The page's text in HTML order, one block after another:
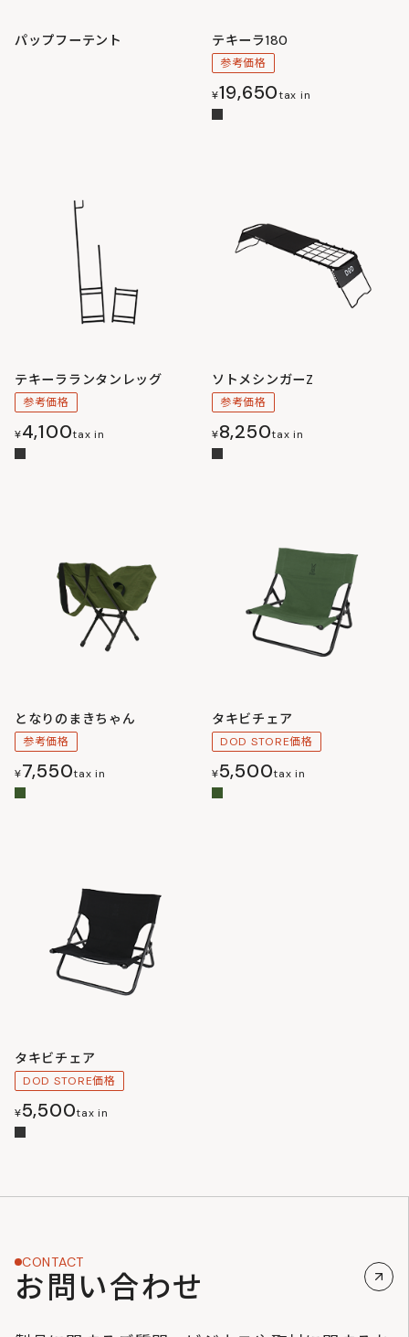
パップフーテント テキーラ180
参考価格
¥19,650tax in
テキーラランタンレッグ
参考価格
¥4,100tax in
ソトメシンガーZ
参考価格
¥8,250tax in
となりのまきちゃん
参考価格
¥7,550tax in
タキビチェア
DOD STORE価格
¥5,500tax in
タキビチェア
DOD STORE価格
¥5,500tax in
CONTACT
お問い合わせ